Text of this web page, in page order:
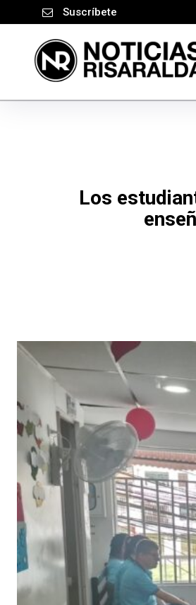
Suscríbete
Los